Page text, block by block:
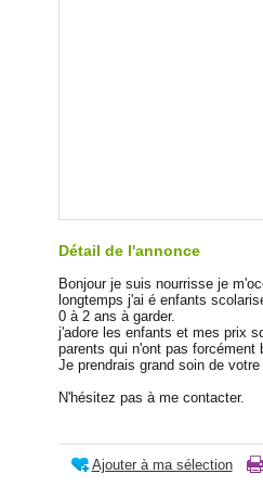
Détail de l'annonce
Bonjour je suis nourrisse je
longtemps j'ai é enfants
0 à 2 ans à garder.
j'adore les enfants et mes prix
parents qui n'ont pas forcément
Je prendrais grand soin de votre
N'hésitez pas à me contacter.
Ajouter à ma sélection